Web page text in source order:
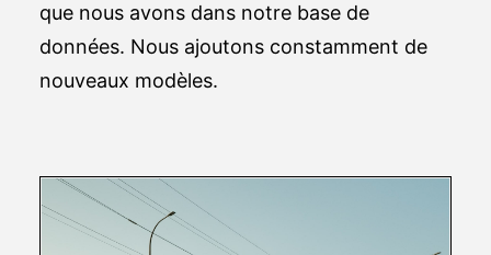
que nous avons dans notre base de
données. Nous ajoutons constamment de
nouveaux modèles.